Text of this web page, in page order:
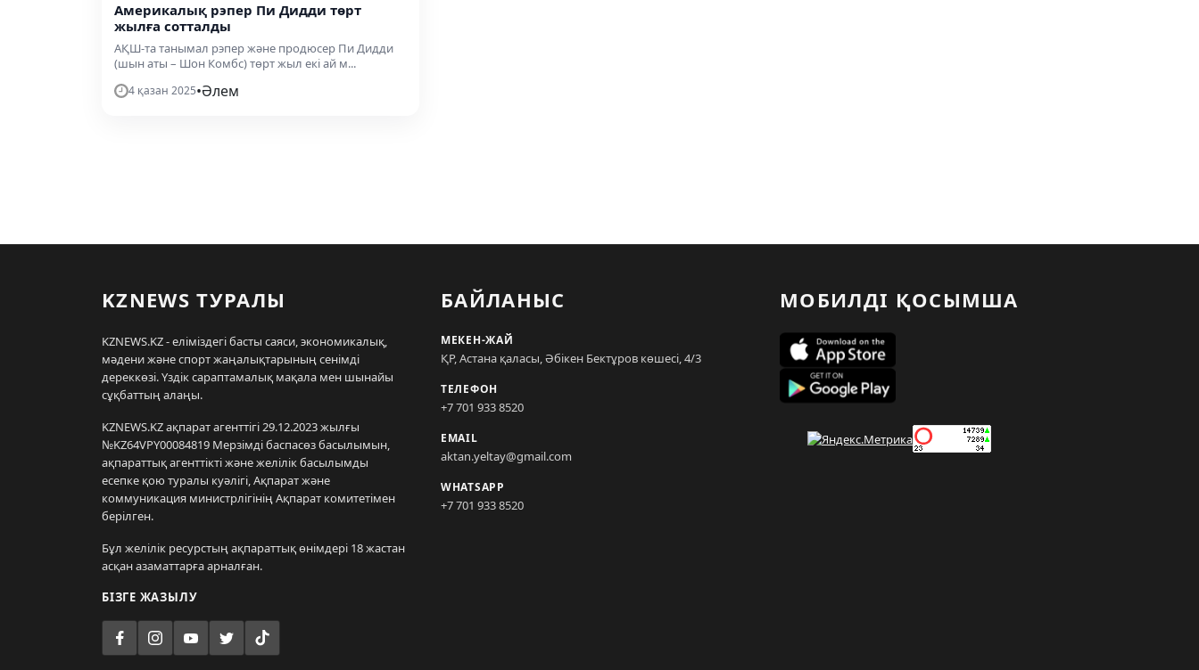
Америкалық рэпер Пи Дидди төрт
жылға сотталды
АҚШ-та танымал рэпер және продюсер Пи Дидди
(шын аты – Шон Комбс) төрт жыл екі ай м...
4 қазан 2025•Әлем
KZNEWS ТУРАЛЫ
KZNEWS.KZ - еліміздегі басты саяси, экономикалық,
мәдени және спорт жаңалықтарының сенімді
дереккөзі. Үздік сараптамалық мақала мен шынайы
сұқбаттың алаңы.
KZNEWS.KZ ақпарат агенттігі 29.12.2023 жылғы
№KZ64VPY00084819 Мерзімді баспасөз басылымын,
ақпараттық агенттікті және желілік басылымды
есепке қою туралы куәлігі, Ақпарат және
коммуникация министрлігінің Ақпарат комитетімен
берілген.
Бұл желілік ресурстың ақпараттық өнімдері 18 жастан
асқан азаматтарға арналған.
БІЗГЕ ЖАЗЫЛУ
БАЙЛАНЫС
МЕКЕН-ЖАЙ
ҚР, Астана қаласы, Әбікен Бектұров көшесі, 4/3
ТЕЛЕФОН
+7 701 933 8520
EMAIL
aktan.yeltay@gmail.com
WHATSAPP
+7 701 933 8520
МОБИЛДІ ҚОСЫМША